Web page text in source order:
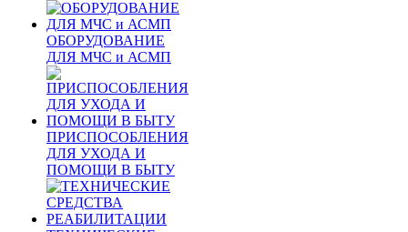
ОБОРУДОВАНИЕ
ДЛЯ МЧС и АСМП
ПРИСПОСОБЛЕНИЯ
ДЛЯ УХОДА И
ПОМОЩИ В БЫТУ